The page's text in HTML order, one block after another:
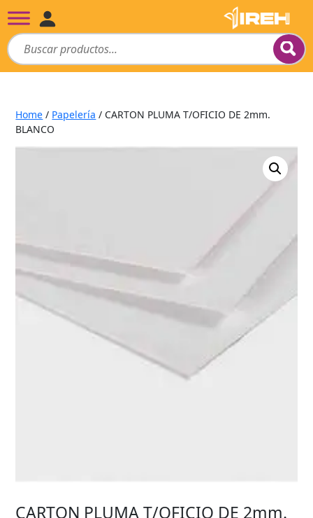
Home / Papelería / CARTON PLUMA T/OFICIO DE 2mm.
BLANCO
CARTON PLUMA T/OFICIO DE 2mm.